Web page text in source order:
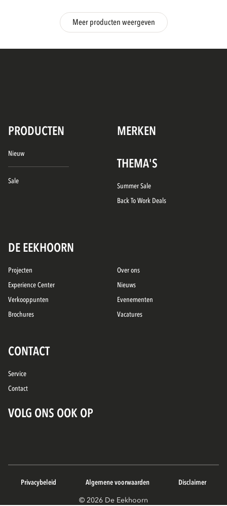
Meer producten weergeven
PRODUCTEN MERKEN
Nieuw
Sale
THEMA'S
Summer Sale
Back To Work Deals
DE EEKHOORN
Projecten
Experience Center
Verkooppunten
Brochures
Over ons
Nieuws
Evenementen
Vacatures
CONTACT
Service
Contact
VOLG ONS OOK OP
© 2026 De Eekhoorn
Privacybeleid Algemene voorwaarden Disclaimer